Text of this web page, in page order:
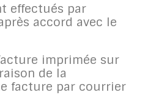
effectués par
accord avec le
imprimée sur
de la
facture par courrier